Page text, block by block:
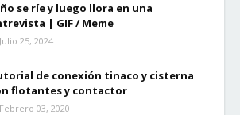
se ríe y luego llora en una
| GIF / Meme
Julio 25, 2024
de conexión tinaco y cisterna
flotantes y contactor
Febrero 03, 2020